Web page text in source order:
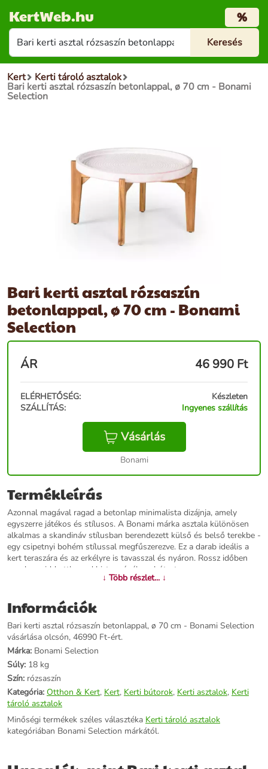
KertWeb.hu %
Kert Kerti tároló asztalok
Bari kerti asztal rózsaszín betonlappal, ø 70 cm - Bonami
Selection
Bari kerti asztal rózsaszín
betonlappal, ø 70 cm - Bonami
Selection
ÁR 46 990 Ft
ELÉRHETŐSÉG:
Készleten
SZÁLLÍTÁS:
Ingyenes szállítás
Vásárlás
Bonami
Termékleírás
Azonnal magával ragad a betonlap minimalista dizájnja, amely
egyszerre játékos és stílusos. A Bonami márka asztala különösen
alkalmas a skandináv stílusban berendezett külső és belső terekbe -
egy csipetnyi bohém stílussal megfűszerezve. Ez a darab ideális a
kert teraszára és az erkélyre is tavasszal és nyáron. Rossz időben
azonban vidd otthonod biztonságába a bútort.
↓ Több részlet... ↓
Információk
Bari kerti asztal rózsaszín betonlappal, ø 70 cm - Bonami Selection
vásárlása olcsón, 46990 Ft-ért.
Márka: Bonami Selection
Súly: 18 kg
Szín: rózsaszín
Kategória: Otthon & Kert, Kert, Kerti bútorok, Kerti asztalok, Kerti
tároló asztalok
Minőségi termékek széles választéka Kerti tároló asztalok
kategóriában Bonami Selection márkától.